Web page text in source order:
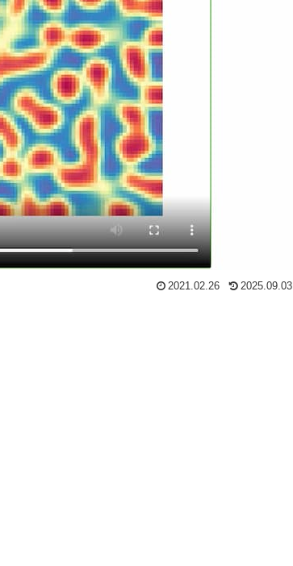
2021.02.26 2025.09.03